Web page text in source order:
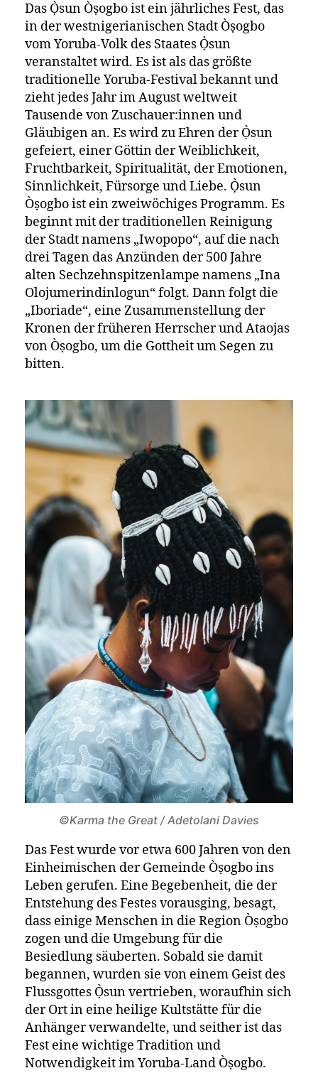
Das Ọ̀sun Òṣogbo ist ein jährliches Fest, das
in der westnigerianischen Stadt Òṣogbo
vom Yoruba-Volk des Staates Ọ̀sun
veranstaltet wird. Es ist als das größte
traditionelle Yoruba-Festival bekannt und
zieht jedes Jahr im August weltweit
Tausende von Zuschauer:innen und
Gläubigen an. Es wird zu Ehren der Ọ̀sun
gefeiert, einer Göttin der Weiblichkeit,
Fruchtbarkeit, Spiritualität, der Emotionen,
Sinnlichkeit, Fürsorge und Liebe. Ọ̀sun
Òṣogbo ist ein zweiwöchiges Programm. Es
beginnt mit der traditionellen Reinigung
der Stadt namens „Iwopopo“, auf die nach
drei Tagen das Anzünden der 500 Jahre
alten Sechzehnspitzenlampe namens „Ina
Olojumerindinlogun“ folgt. Dann folgt die
„Iboriade“, eine Zusammenstellung der
Kronen der früheren Herrscher und Ataojas
von Òṣogbo, um die Gottheit um Segen zu
bitten.
©Karma the Great / Adetolani Davies
Das Fest wurde vor etwa 600 Jahren von den
Einheimischen der Gemeinde Òṣogbo ins
Leben gerufen. Eine Begebenheit, die der
Entstehung des Festes vorausging, besagt,
dass einige Menschen in die Region Òṣogbo
zogen und die Umgebung für die
Besiedlung säuberten. Sobald sie damit
begannen, wurden sie von einem Geist des
Flussgottes Ọ̀sun vertrieben, woraufhin sich
der Ort in eine heilige Kultstätte für die
Anhänger verwandelte, und seither ist das
Fest eine wichtige Tradition und
Notwendigkeit im Yoruba-Land Òṣogbo.